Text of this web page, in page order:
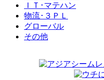
ＩＴ･マテハン
物流･３ＰＬ
グローバル
その他